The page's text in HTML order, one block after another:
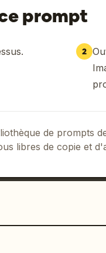
prompt
2
de prompts
libres de copie et